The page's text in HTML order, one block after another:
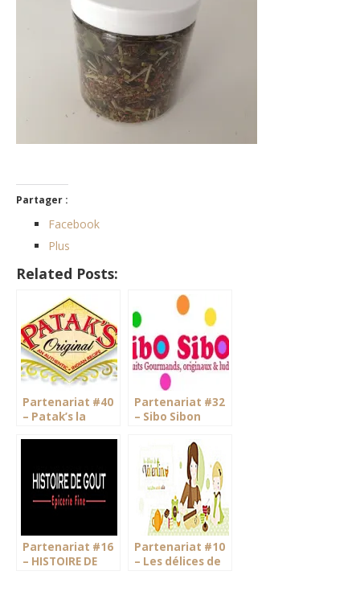
Partager :
Facebook
Plus
Related Posts:
Partenariat #40
– Patak’s la
Partenariat #32
– Sibo Sibon
Partenariat #16
– HISTOIRE DE
Partenariat #10
– Les délices de